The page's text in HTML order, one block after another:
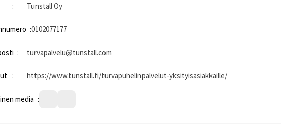
Tunstall Oy
0102077177
turvapalvelu@tunstall.com
https://www.tunstall.fi/turvapuhelinpalvelut-yksityisasiakkaille/
media